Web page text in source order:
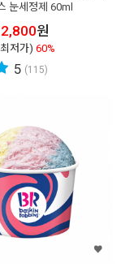
눈세정제 60ml
2,800원
저가) 60%
5 (115)